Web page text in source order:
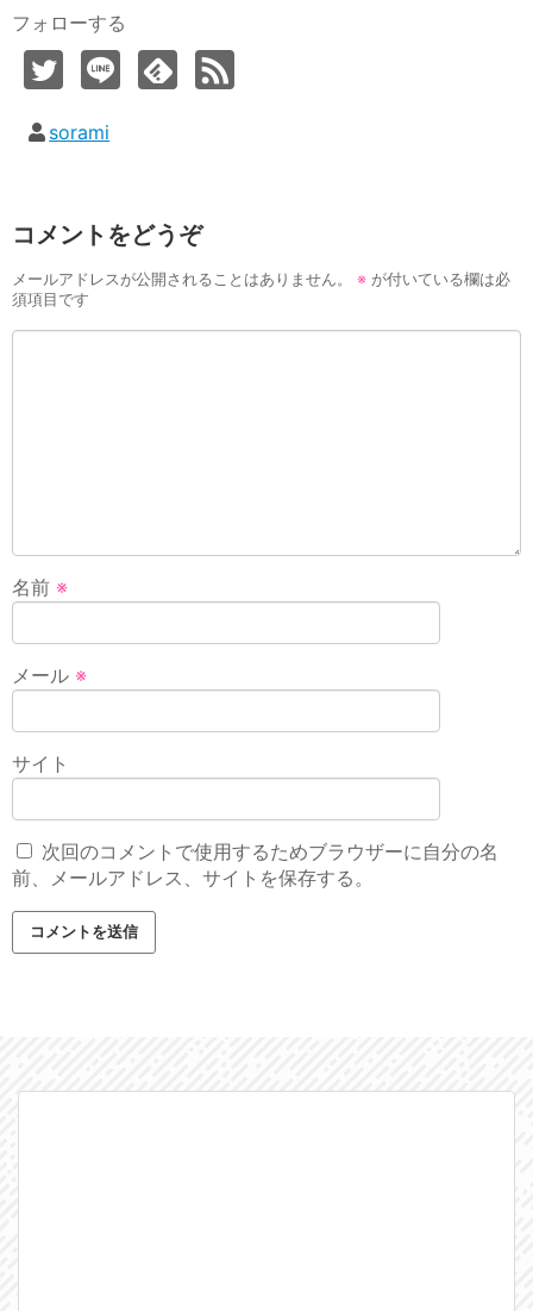
フォローする
sorami
コメントをどうぞ
メールアドレスが公開されることはありません。 ※ が付いている欄は必
須項目です
名前 ※
メール ※
サイト
次回のコメントで使用するためブラウザーに自分の名
前、メールアドレス、サイトを保存する。